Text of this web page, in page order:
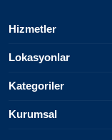
Hizmetler
Lokasyonlar
Kategoriler
Kurumsal